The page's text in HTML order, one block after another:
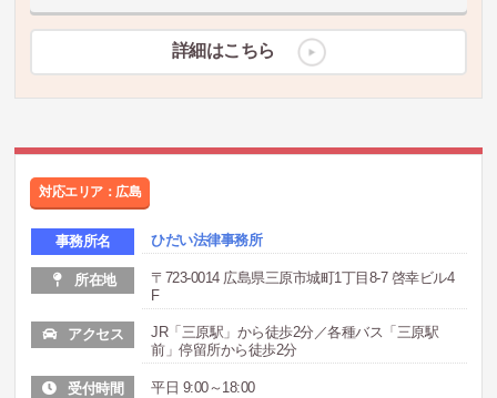
詳細はこちら
対応エリア：広島
事務所名 ひだい法律事務所
所在地
〒723-0014 広島県三原市城町1丁目8-7 啓幸ビル4
F
アクセス
JR「三原駅」から徒歩2分／各種バス「三原駅
前」停留所から徒歩2分
受付時間 平日 9:00～18:00